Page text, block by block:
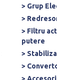
> Grup
>
> Filtru
putere
>
>